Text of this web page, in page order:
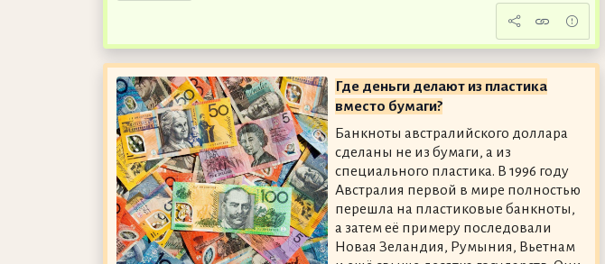
Где деньги делают из пластика
вместо бумаги?
Банкноты австралийского доллара
сделаны не из бумаги, а из
специального пластика. В 1996 году
Австралия первой в мире полностью
перешла на пластиковые банкноты,
а затем её примеру последовали
Новая Зеландия, Румыния, Вьетнам